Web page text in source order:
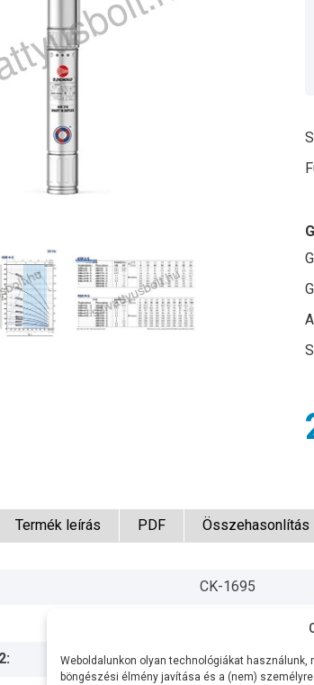
Termék leírás PDF Összehasonlítás
CK-1695
550W
Weboldalunkon olyan technológiákat
böngészési élmény javítása és a (nem)